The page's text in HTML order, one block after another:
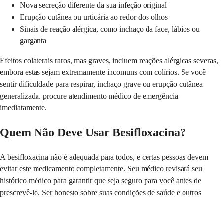
Nova secreção diferente da sua infeção original
Erupção cutânea ou urticária ao redor dos olhos
Sinais de reação alérgica, como inchaço da face, lábios ou
garganta
Efeitos colaterais raros, mas graves, incluem reações alérgicas severas,
embora estas sejam extremamente incomuns com colírios. Se você
sentir dificuldade para respirar, inchaço grave ou erupção cutânea
generalizada, procure atendimento médico de emergência
imediatamente.
Quem Não Deve Usar Besifloxacina?
A besifloxacina não é adequada para todos, e certas pessoas devem
evitar este medicamento completamente. Seu médico revisará seu
histórico médico para garantir que seja seguro para você antes de
prescrevê-lo. Ser honesto sobre suas condições de saúde e outros